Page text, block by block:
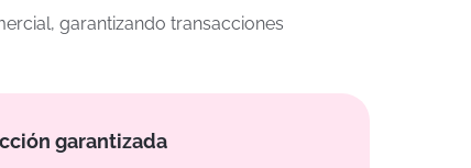
garantizando transacciones
garantizada